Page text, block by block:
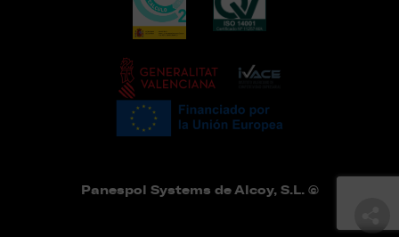
Panespol Systems de Alcoy, S.L. ©